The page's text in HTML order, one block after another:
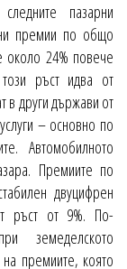
пазарни
премии по общо
около 24% повече
ръст идва от
в други държави от
– основно по
Автомобилното
Премиите по
двуцифрен
ръст от 9%. По-
земеделското
премиите, която